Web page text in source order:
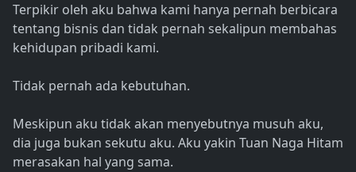
Terpikir oleh aku bahwa kami hanya pernah berbicara
tentang bisnis dan tidak pernah sekalipun membahas
kehidupan pribadi kami.
Tidak pernah ada kebutuhan.
Meskipun aku tidak akan menyebutnya musuh aku,
dia juga bukan sekutu aku. Aku yakin Tuan Naga Hitam
merasakan hal yang sama.